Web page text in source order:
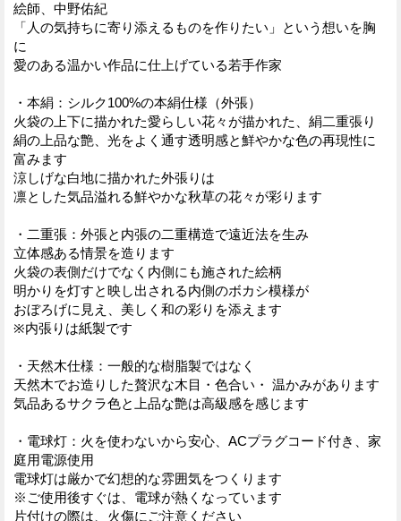
絵師、中野佑紀
「人の気持ちに寄り添えるものを作りたい」という想いを胸
に
愛のある温かい作品に仕上げている若手作家
・本絹：シルク100%の本絹仕様（外張）
火袋の上下に描かれた愛らしい花々が描かれた、絹二重張り
絹の上品な艶、光をよく通す透明感と鮮やかな色の再現性に
富みます
涼しげな白地に描かれた外張りは
凛とした気品溢れる鮮やかな秋草の花々が彩ります
・二重張：外張と内張の二重構造で遠近法を生み
立体感ある情景を造ります
火袋の表側だけでなく内側にも施された絵柄
明かりを灯すと映し出される内側のボカシ模様が
おぼろげに見え、美しく和の彩りを添えます
※内張りは紙製です
・天然木仕様：一般的な樹脂製ではなく
天然木でお造りした贅沢な木目・色合い・ 温かみがあります
気品あるサクラ色と上品な艶は高級感を感じます
・電球灯：火を使わないから安心、ACプラグコード付き、家
庭用電源使用
電球灯は厳かで幻想的な雰囲気をつくります
※ご使用後すぐは、電球が熱くなっています
片付けの際は、火傷にご注意ください